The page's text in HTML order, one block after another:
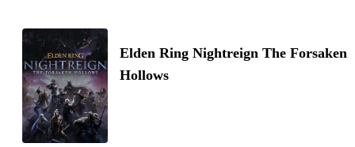
Elden Ring Nightreign The Forsaken
Hollows